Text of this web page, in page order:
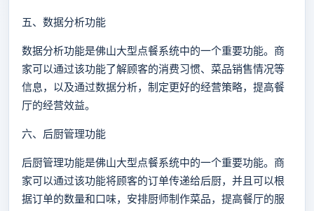
五、数据分析功能
数据分析功能是佛山大型点餐系统中的一个重要功能。商
家可以通过该功能了解顾客的消费习惯、菜品销售情况等
信息，以及通过数据分析，制定更好的经营策略，提高餐
厅的经营效益。
六、后厨管理功能
后厨管理功能是佛山大型点餐系统中的一个重要功能。商
家可以通过该功能将顾客的订单传递给后厨，并且可以根
据订单的数量和口味，安排厨师制作菜品，提高餐厅的服